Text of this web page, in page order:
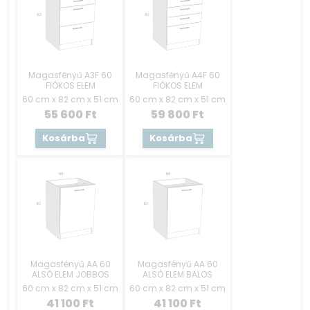
Magasfényű A3F 60
FIÓKOS ELEM
60 cm x 82 cm x 51 cm
55 600 Ft
Kosárba
Magasfényű A4F 60
FIÓKOS ELEM
60 cm x 82 cm x 51 cm
59 800 Ft
Kosárba
Magasfényű AA 60
ALSÓ ELEM JOBBOS
60 cm x 82 cm x 51 cm
41 100 Ft
Magasfényű AA 60
ALSÓ ELEM BALOS
60 cm x 82 cm x 51 cm
41 100 Ft